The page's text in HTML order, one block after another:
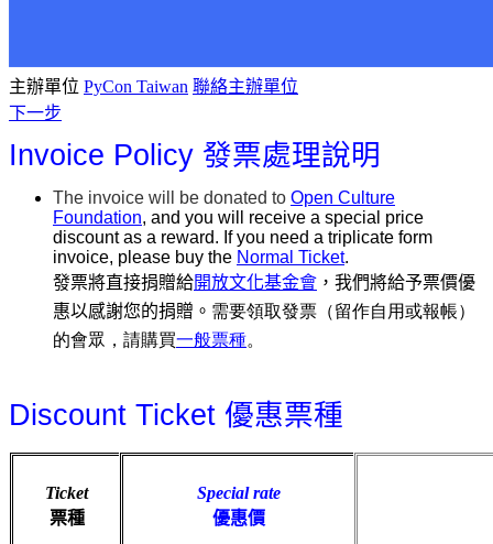
主辦單位 PyCon Taiwan 聯絡主辦單位
下一步
Invoice Policy 發票處理說明
The invoice will be donated to Open Culture
Foundation, and you will receive a special price
discount as a reward. If you need a triplicate form
invoice, please buy the Normal Ticket.
發票將直接捐贈給開放文化基金會 ，我們將給予票價優
惠以感謝您的捐贈。 需要領取發票（留作自用或報帳）
的會眾，請購買一般票種。
Discount Ticket 優惠票種
Ticket
票種
Special rate
優惠價